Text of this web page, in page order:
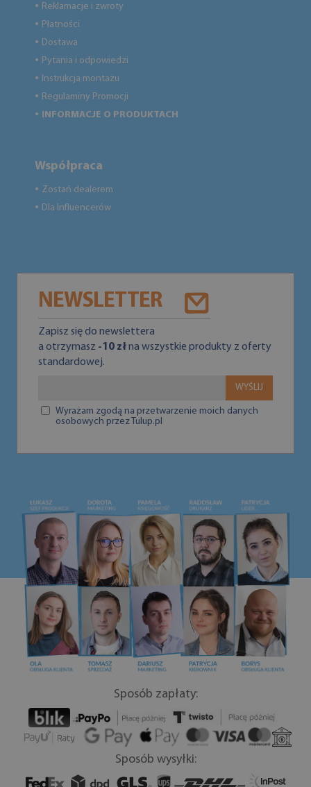
● Reklamacje i zwroty
● Płatności
● Dostawa
● Pytania i odpowiedzi
● Instrukcja montażu
● Regulaminy Promocji
● INFORMACJE O PRODUKTACH
Współpraca
● Zostań dealerem
● Dla Influencerów
NEWSLETTER
Zapisz się do newslettera
a otrzymasz -10 złna wszystkie produkty z oferty
standardowej.
WYŚLIJ
Wyrażam zgodą na przetwarzenie moich danych
osobowych przez Tulup.pl
Sposób zapłaty:
Sposób wysyłki: